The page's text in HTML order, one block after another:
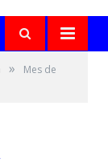
»
Mes de